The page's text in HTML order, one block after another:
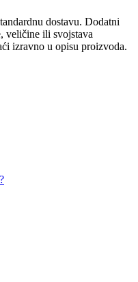
​​dostavu. Dodatni
veličine ili svojstava
izravno u opisu proizvoda.